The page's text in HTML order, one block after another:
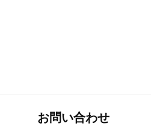
お問い合わせ